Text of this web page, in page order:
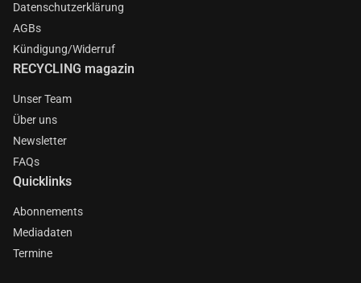
Datenschutzerklärung
AGBs
Kündigung/Widerruf
RECYCLING magazin
Unser Team
Über uns
Newsletter
FAQs
Quicklinks
Abonnements
Mediadaten
Termine